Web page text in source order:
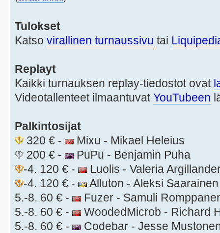
Tulokset
Katso virallinen turnaussivu tai
Replayt
Kaikki turnauksen replay-tiedostot ovat
Videotallenteet ilmaantuvatYouTubeen
Palkintosijat
320 € -
Mixu - Mikael Heleius
200 € -
PuPu - Benjamin Puha
-4. 120 € -
Luolis - Valeria
-4. 120 € -
Alluton - Aleksi Saarainen
5.-8. 60 € -
Fuzer - Samuli
5.-8. 60 € -
WoodedMicrob - Richard
5.-8. 60 € -
Codebar - Jesse